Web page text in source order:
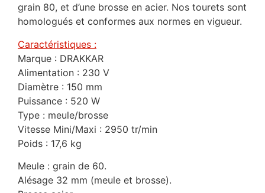
grain 80, et d’une brosse en acier. Nos tourets sont
homologués et conformes aux normes en vigueur.
Caractéristiques :
Marque : DRAKKAR
Alimentation : 230 V
Diamètre : 150 mm
Puissance : 520 W
Type : meule/brosse
Vitesse Mini/Maxi : 2950 tr/min
Poids : 17,6 kg
Meule : grain de 60.
Alésage 32 mm (meule et brosse).